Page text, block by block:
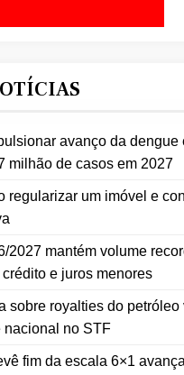
avanço da dengue
milhão de casos em 2027
regularizar um imóvel e
2027 mantém volume
e juros menores
sobre royalties do petróleo
nacional no STF
fim da escala 6×1